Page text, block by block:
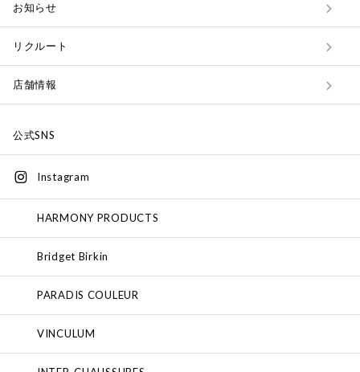
お知らせ
リクルート
店舗情報
公式SNS
Instagram
HARMONY PRODUCTS
Bridget Birkin
PARADIS COULEUR
VINCULUM